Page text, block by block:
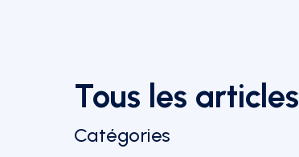
Tous les articles
Catégories